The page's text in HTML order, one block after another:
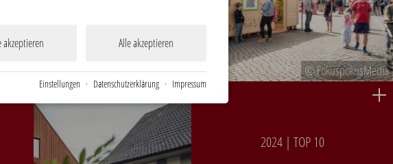
© FokuspokusMedia
GmbH
2024 | TOP 10
Alle akzeptieren
Einstellungen · Datenschutzerklärung · Impressum